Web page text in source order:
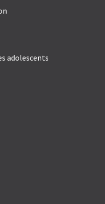
adolescents